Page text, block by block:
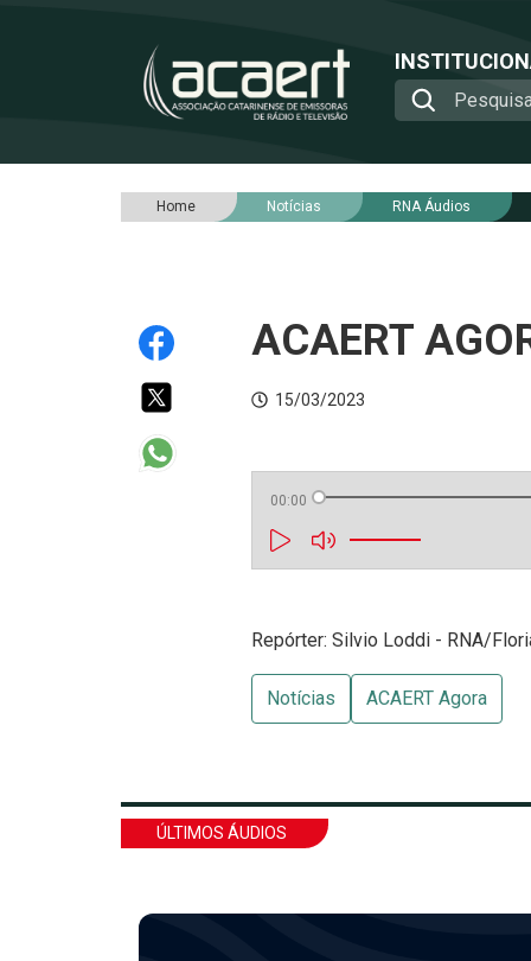
Home Notícias RNA Áudios
ACAERT
15/03/2023
00:00
Repórter: Silvio Loddi - RNA/
Notícias ACAERT Agora
ÚLTIMOS ÁUDIOS